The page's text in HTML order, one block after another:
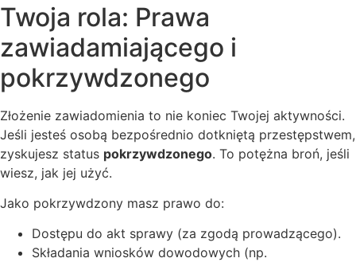
Twoja rola: Prawa
zawiadamiającego i
pokrzywdzonego
Złożenie zawiadomienia to nie koniec Twojej aktywności.
Jeśli jesteś osobą bezpośrednio dotkniętą przestępstwem,
zyskujesz status pokrzywdzonego. To potężna broń, jeśli
wiesz, jak jej użyć.
Jako pokrzywdzony masz prawo do:
Dostępu do akt sprawy (za zgodą prowadzącego).
Składania wniosków dowodowych (np.